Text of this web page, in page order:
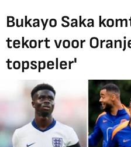
Bukayo Saka
tekort voor
topspeler'